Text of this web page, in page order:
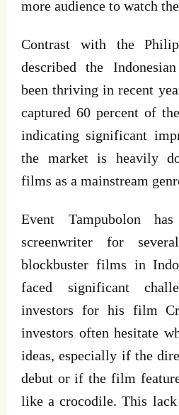
more audience to watch
Contrast with the
described the
been thriving in recent
captured 60 percent of
indicating significant
the market is heavily
films as a mainstream
Event Tampubolon
screenwriter for
blockbuster films in
faced significant
investors for his film
investors often hesitate
ideas, especially if the
debut or if the film
like a crocodile. This